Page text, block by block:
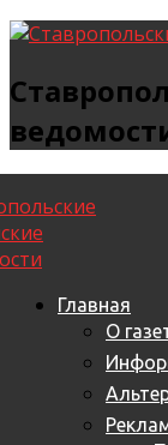
Главная
О